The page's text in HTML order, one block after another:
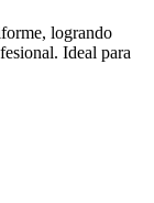
logrando
Ideal para